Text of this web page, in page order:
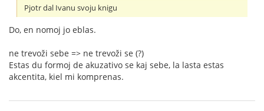
Pjotr dal Ivanu svoju knigu
Do, en nomoj jo eblas.
ne trevoži sebe => ne trevoži se (?)
Estas du formoj de akuzativo se kaj sebe, la lasta estas
akcentita, kiel mi komprenas.